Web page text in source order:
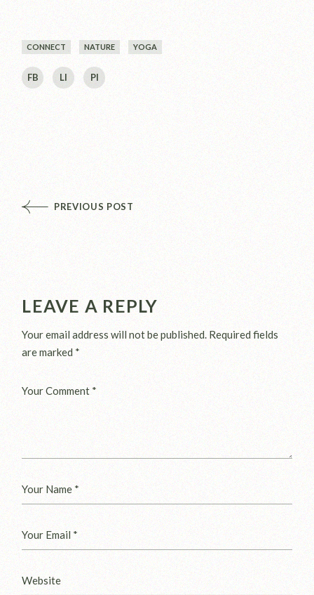
CONNECT NATURE YOGA
FB LI PI
PREVIOUS POST
LEAVE A REPLY
Your email address will not be published. Required fields
are marked *